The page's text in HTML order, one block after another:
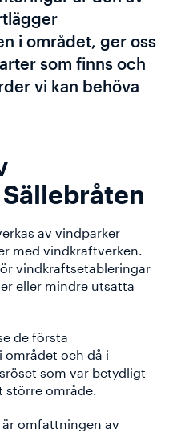
i området, ger oss
som finns och
vi kan behöva
av vindparker
med vindkraftverken.
vindkraftsetableringar
eller mindre utsatta
de första
området och då i
som var betydligt
större område.
omfattningen av